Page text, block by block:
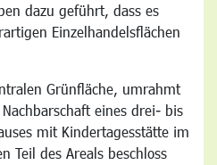
dazu geführt, dass es
Einzelhandelsflächen
Grünfläche, umrahmt
eines drei- bis
mit Kindertagesstätte im
Teil des Areals beschloss